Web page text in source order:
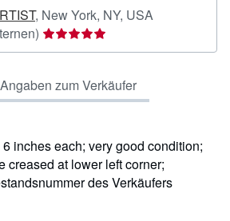
, New York, NY, USA
Verkäuferbewertung
5
5
Sternen
Angaben zum Verkäufer
inches each; very good condition;
creased at lower left corner;
des Verkäufers